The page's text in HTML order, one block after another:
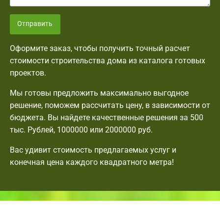
Отправить
Оформите заказ, чтобы получить точный расчет
стоимости строительства дома из каталога готовых
проектов.
Мы готовы предложить максимально выгодное
решение, поможем рассчитать цену, в зависимости от
бюджета. Вы найдете качественные решения за 500
тыс. Рублей, 1000000 или 2000000 руб.
Вас удивит стоимость предлагаемых услуг и
конечная цена каждого квадратного метра!